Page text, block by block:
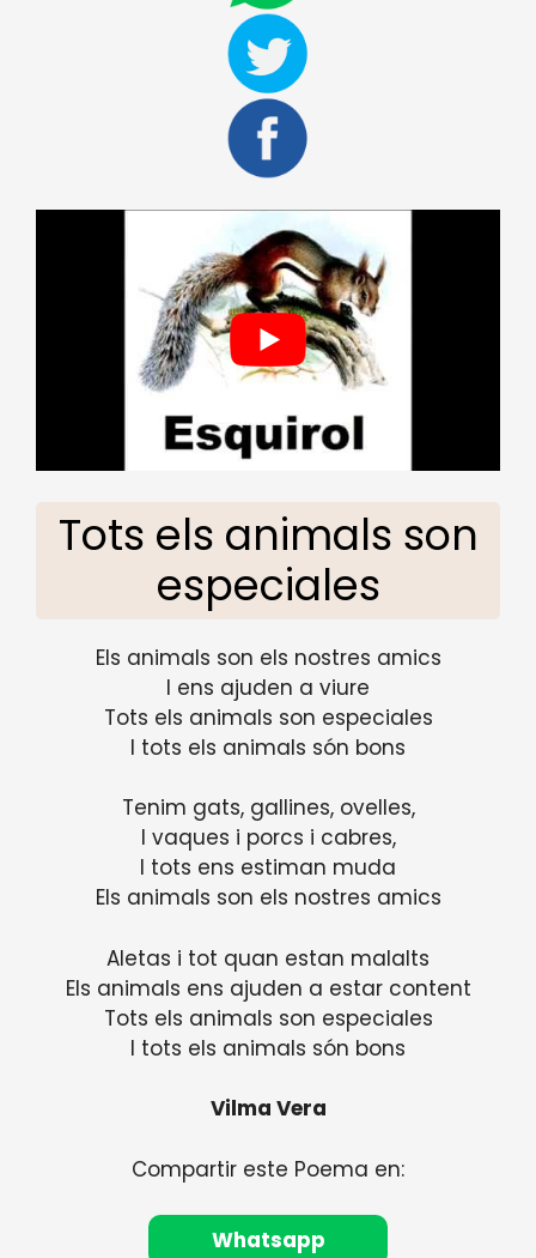
Tots els animals son
especiales
Els animals son els nostres amics
I ens ajuden a viure
Tots els animals son especiales
I tots els animals són bons
Tenim gats, gallines, ovelles,
I vaques i porcs i cabres,
I tots ens estiman muda
Els animals son els nostres amics
Aletas i tot quan estan malalts
Els animals ens ajuden a estar content
Tots els animals son especiales
I tots els animals són bons
Vilma Vera
Compartir este Poema en:
Whatsapp